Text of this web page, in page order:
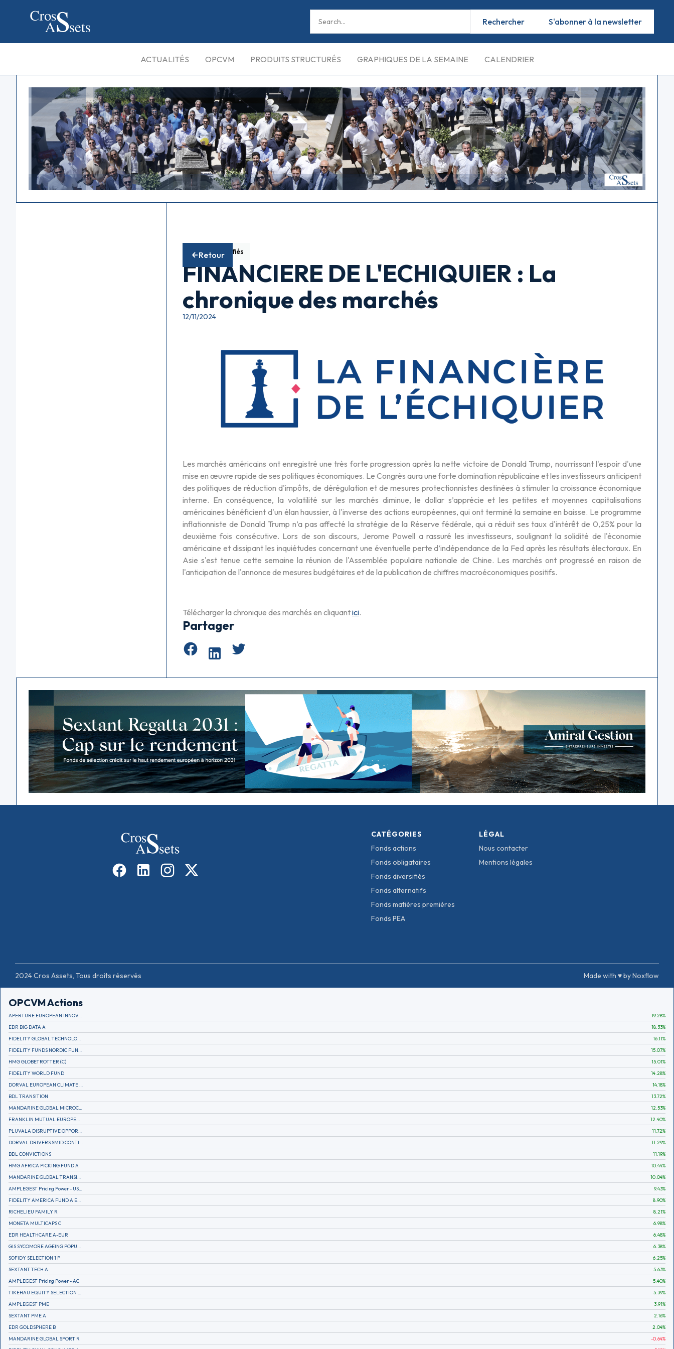
S'abonner à la newsletter
ACTUALITÉS OPCVM PRODUITS STRUCTURÉS GRAPHIQUES DE LA SEMAINE CALENDRIER
Retour
Fonds diversifiés
FINANCIERE DE L'ECHIQUIER : La
chronique des marchés
12/11/2024
Les marchés américains ont enregistré une très forte progression après la nette victoire de Donald Trump, nourrissant l'espoir d'une
mise en œuvre rapide de ses politiques économiques. Le Congrès aura une forte domination républicaine et les investisseurs anticipent
des politiques de réduction d'impôts, de dérégulation et de mesures protectionnistes destinées à stimuler la croissance économique
interne. En conséquence, la volatilité sur les marchés diminue, le dollar s’apprécie et les petites et moyennes capitalisations
américaines bénéficient d'un élan haussier, à l'inverse des actions européennes, qui ont terminé la semaine en baisse. Le programme
inflationniste de Donald Trump n’a pas affecté la stratégie de la Réserve fédérale, qui a réduit ses taux d'intérêt de 0,25% pour la
deuxième fois consécutive. Lors de son discours, Jerome Powell a rassuré les investisseurs, soulignant la solidité de l'économie
américaine et dissipant les inquiétudes concernant une éventuelle perte d’indépendance de la Fed après les résultats électoraux. En
Asie s'est tenue cette semaine la réunion de l'Assemblée populaire nationale de Chine. Les marchés ont progressé en raison de
l'anticipation de l'annonce de mesures budgétaires et de la publication de chiffres macroéconomiques positifs.
Télécharger la chronique des marchés en cliquantici.
Partager
CATÉGORIES
Fonds actions
Fonds obligataires
Fonds diversifiés
Fonds alternatifs
Fonds matières premières
Fonds PEA
LÉGAL
Nous contacter
Mentions légales
2024 Cros Assets, Tous droits réservés Made with ♥ by Noxflow
OPCVM Actions
APERTURE EUROPEAN INNOVATION 19.28%
EDR BIG DATA A
18.33%
16.11%
15.07%
HMG GLOBETROTTER (C)
15.01%
FIDELITY WORLD FUND
14.28%
14.18%
BDL TRANSITION
13.72%
12.53%
12.40%
11.72%
11.29%
BDL CONVICTIONS
11.19%
HMG AFRICA PICKING FUND A
10.44%
10.04%
9.43%
8.90%
RICHELIEU FAMILY R
8.21%
MONETA MULTICAPS C
6.98%
EDR HEALTHCARE A-EUR
6.48%
6.38%
SOFIDY SELECTION 1 P
6.25%
SEXTANT TECH A
5.63%
AMPLEGEST Pricing Power - AC
5.40%
5.39%
AMPLEGEST PME
3.91%
SEXTANT PME A
2.16%
EDR GOLDSPHERE B
2.04%
MANDARINE GLOBAL SPORT R
-0.64%